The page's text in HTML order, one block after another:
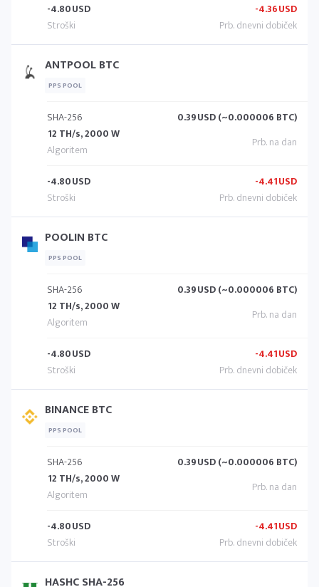
-4.80USD -4.36USD
ANTPOOL BTC
PPS POOL
SHA-256
12 TH/s, 2000 W
0.39USD (~0.000006 BTC)
-4.80USD -4.41USD
POOLIN BTC
PPS POOL
SHA-256
12 TH/s, 2000 W
0.39USD (~0.000006 BTC)
-4.80USD -4.41USD
BINANCE BTC
PPS POOL
SHA-256
12 TH/s, 2000 W
0.39USD (~0.000006 BTC)
-4.80USD -4.41USD
HASHC SHA-256